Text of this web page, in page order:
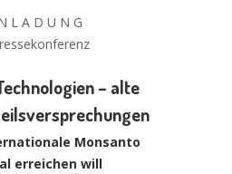
L A D U N G
– alte
Monsanto
erreichen will